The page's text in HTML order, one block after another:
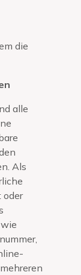
die
alle
Als
oder